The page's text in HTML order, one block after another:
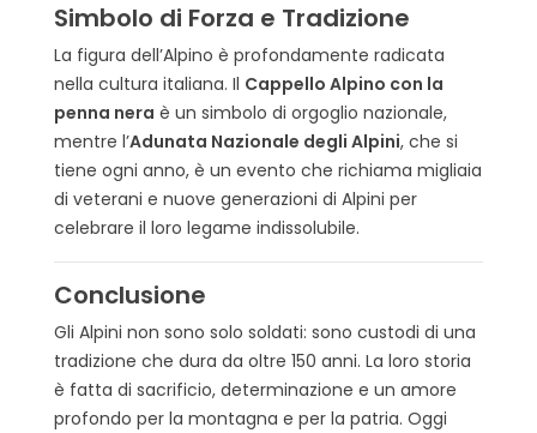
Simbolo di Forza e Tradizione
La figura dell’Alpino è profondamente radicata
nella cultura italiana. Il Cappello Alpino con la
penna nera è un simbolo di orgoglio nazionale,
mentre l’Adunata Nazionale degli Alpini, che si
tiene ogni anno, è un evento che richiama migliaia
di veterani e nuove generazioni di Alpini per
celebrare il loro legame indissolubile.
Conclusione
Gli Alpini non sono solo soldati: sono custodi di una
tradizione che dura da oltre 150 anni. La loro storia
è fatta di sacrificio, determinazione e un amore
profondo per la montagna e per la patria. Oggi